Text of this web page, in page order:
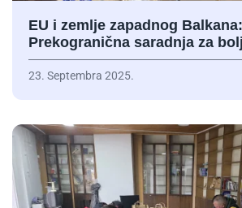
EU i zemlje zapadnog Balkana:
Prekogranična saradnja za
23. Septembra 2025.